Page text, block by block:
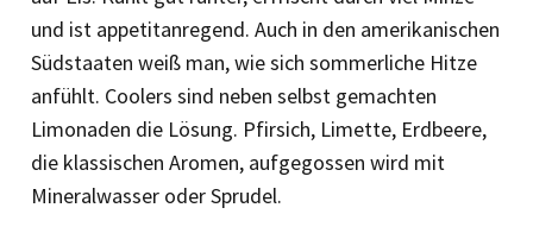
und ist appetitanregend. Auch in den amerikanischen
Südstaaten weiß man, wie sich sommerliche Hitze
anfühlt. Coolers sind neben selbst gemachten
Limonaden die Lösung. Pfirsich, Limette, Erdbeere,
die klassischen Aromen, aufgegossen wird mit
Mineralwasser oder Sprudel.